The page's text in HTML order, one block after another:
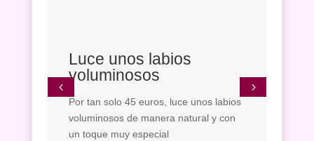
Luce unos labios
voluminosos
Por tan solo 45 euros, luce unos labios
voluminosos de manera natural y con
un toque muy especial